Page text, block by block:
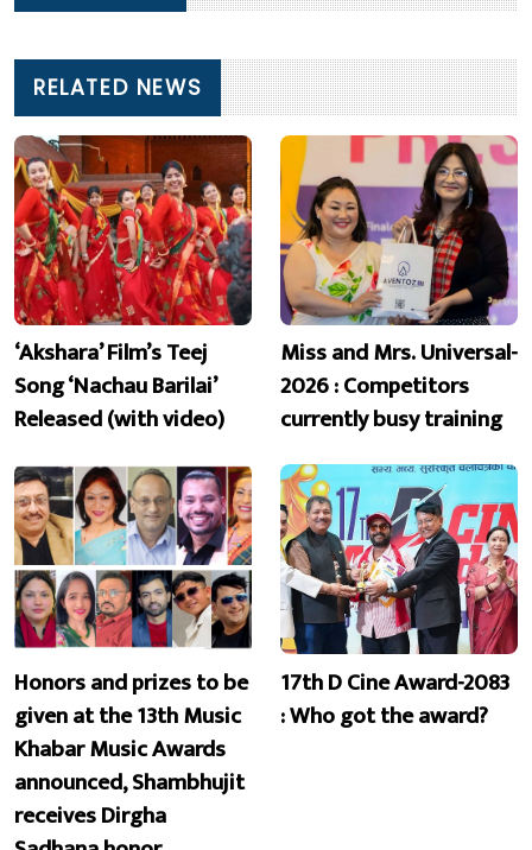
RELATED NEWS
‘Akshara’ Film’s Teej
Song ‘Nachau Barilai’
Released (with video)
Miss and Mrs. Universal-
2026 : Competitors
currently busy training
Honors and prizes to be
given at the 13th Music
Khabar Music Awards
announced, Shambhujit
receives Dirgha
17th D Cine Award-2083
: Who got the award?